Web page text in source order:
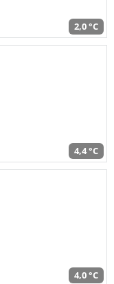
2,0 °C
4,4 °C
4,0 °C